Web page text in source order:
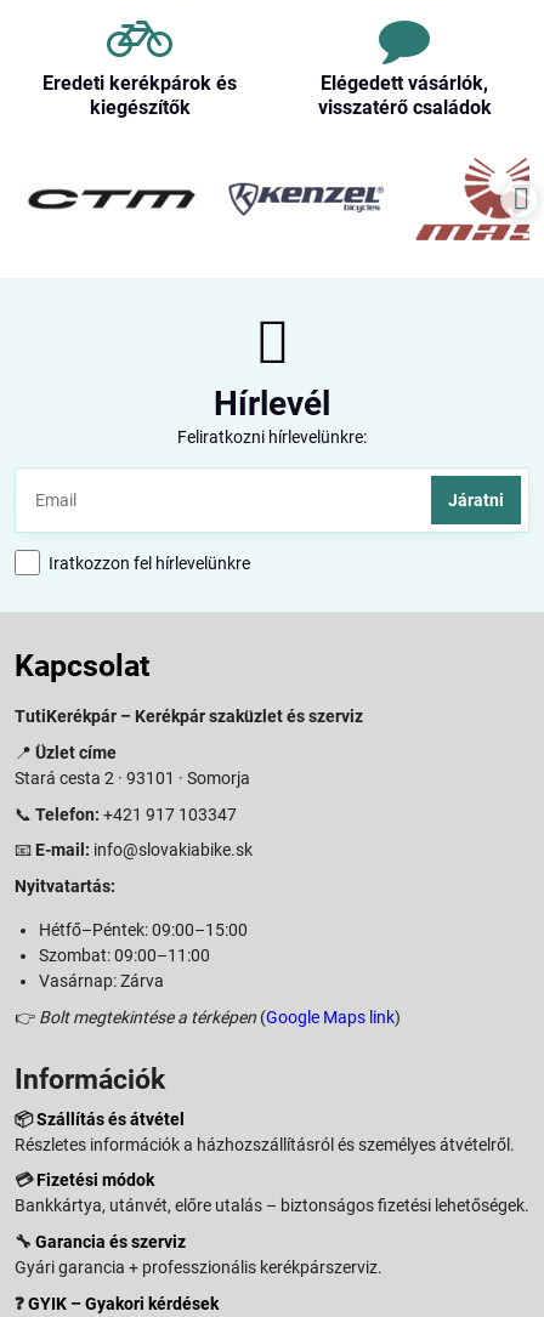
Eredeti kerékpárok és
kiegészítők
Elégedett vásárlók,
visszatérő családok
Hírlevél
Feliratkozni hírlevelünkre:
Járatni
Iratkozzon fel hírlevelünkre
Kapcsolat
TutiKerékpár – Kerékpár szaküzlet és szerviz
📍 Üzlet címe
Stará cesta 2 · 93101 · Somorja
📞 Telefon: +421 917 103347
📧 E-mail: info@slovakiabike.sk
Nyitvatartás:
Hétfő–Péntek: 09:00–15:00
Szombat: 09:00–11:00
Vasárnap: Zárva
👉 Bolt megtekintése a térképen (Google Maps link)
Információk
📦Szállítás és átvétel
Részletes információk a házhozszállításról és személyes átvételről.
💳Fizetési módok
Bankkártya, utánvét, előre utalás – biztonságos fizetési lehetőségek.
🔧 Garancia és szerviz
Gyári garancia + professzionális kerékpárszerviz.
❓GYIK – Gyakori kérdések